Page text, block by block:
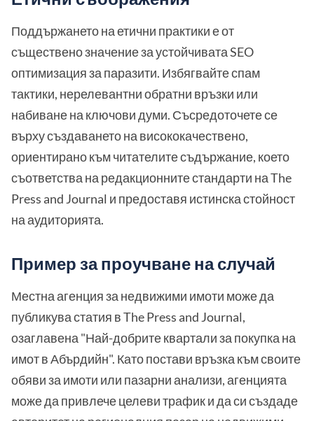
Поддържането на етични практики е от
съществено значение за устойчивата SEO
оптимизация за паразити. Избягвайте спам
тактики, нерелевантни обратни връзки или
набиване на ключови думи. Съсредоточете се
върху създаването на висококачествено,
ориентирано към читателите съдържание, което
съответства на редакционните стандарти на The
Press and Journal и предоставя истинска стойност
на аудиторията.
Пример за проучване на случай
Местна агенция за недвижими имоти може да
публикува статия в The Press and Journal,
озаглавена "Най-добрите квартали за покупка на
имот в Абърдийн". Като постави връзка към своите
обяви за имоти или пазарни анализи, агенцията
може да привлече целеви трафик и да си създаде